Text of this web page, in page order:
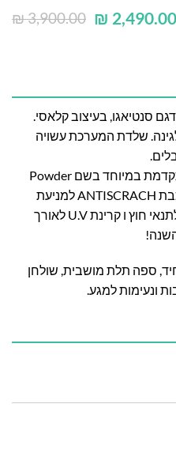
₪3,900.00 ₪ 2,490.00
סנטיאגו, בעיצוב קלאסי.
שלדת המערכת עשויה
השלדה צבועה בתנור בשיטה מתקדמת במיוחד בשם Powder
Coating בשלוש שכבות (כולל שכבת ANTISCRACH למניעת
שריטות). המערכת עמידה מאוד לתנאי חוץ ו קרינת U.V לאורך
השנה!
כורסאות יחיד, ספה תלת מושבית, שולחן
ונעימות למגע.